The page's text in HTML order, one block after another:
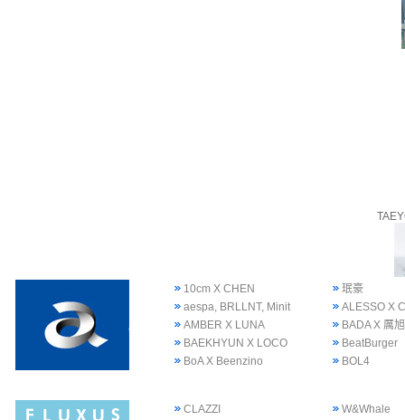
10cm X CHEN
珉豪
aespa, BRLLNT, Minit
ALESSO X
AMBER X LUNA
BADA X 厲旭
BAEKHYUN X LOCO
BeatBurger
BoA X Beenzino
BOL4
CLAZZI
W&Whale